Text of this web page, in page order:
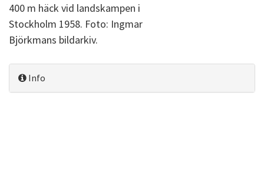
400 m häck vid landskampen i
Stockholm 1958. Foto: Ingmar
Björkmans bildarkiv.
Info